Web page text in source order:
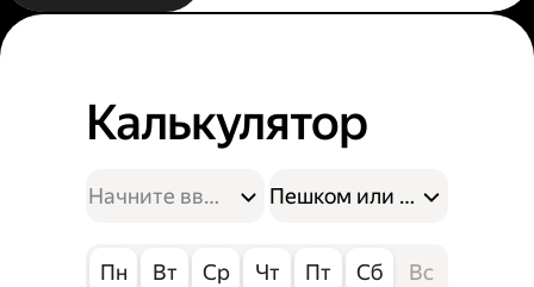
Калькулятор
Пешком или на
Пн Вт Ср Чт Пт Сб Вс